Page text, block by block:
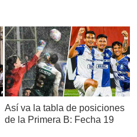
Así va la tabla de posiciones
de la Primera B: Fecha 19